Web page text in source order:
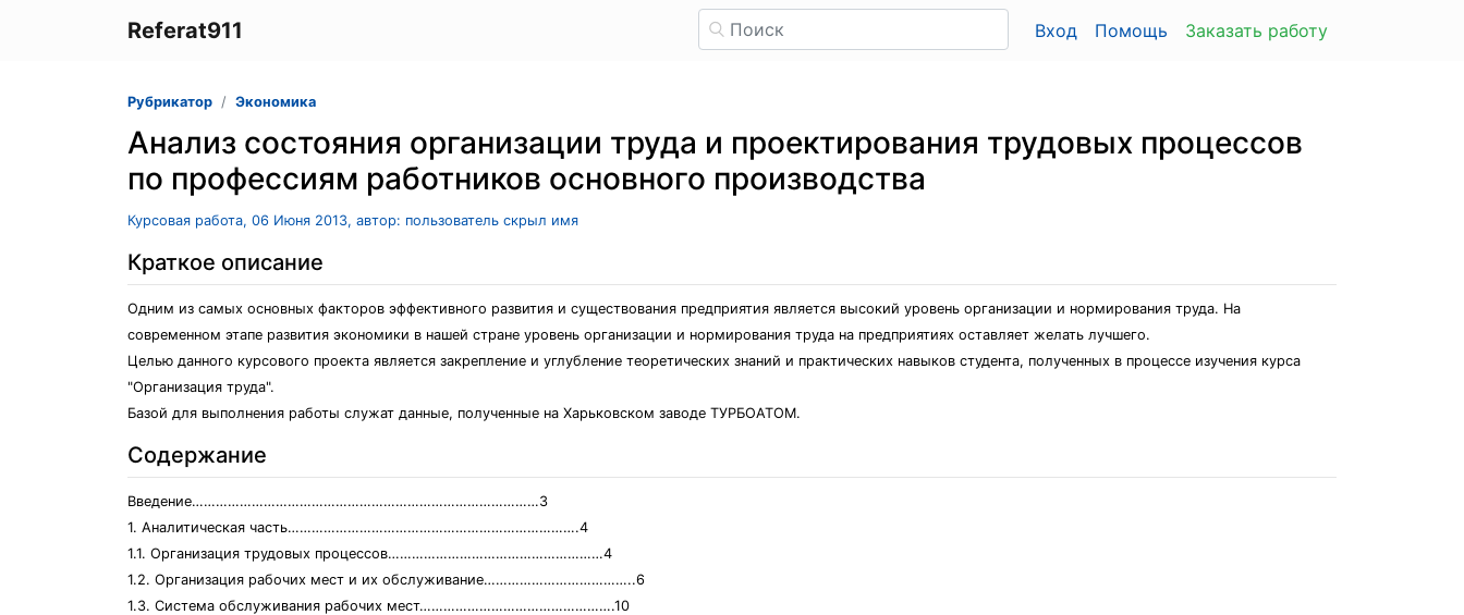
Referat911 Вход Помощь Заказать работу
Рубрикатор Экономика
Анализ состояния организации труда и проектирования трудовых процессов
по профессиям работников основного производства
Курсовая работа, 06 Июня 2013, автор: пользователь скрыл имя
Краткое описание
Одним из самых основных факторов эффективного развития и существования предприятия является высокий уровень организации и нормирования труда. На
современном этапе развития экономики в нашей стране уровень организации и нормирования труда на предприятиях оставляет желать лучшего.
Целью данного курсового проекта является закрепление и углубление теоретических знаний и практических навыков студента, полученных в процессе изучения курса
"Организация труда".
Базой для выполнения работы служат данные, полученные на Харьковском заводе ТУРБОАТОМ.
Содержание
Введение……………………………………………………………………………3
1. Аналитическая часть……………………………………………………………….4
1.1. Организация трудовых процессов………………………………………………4
1.2. Организация рабочих мест и их обслуживание………………………………..6
1.3. Система обслуживания рабочих мест………………………………………….10